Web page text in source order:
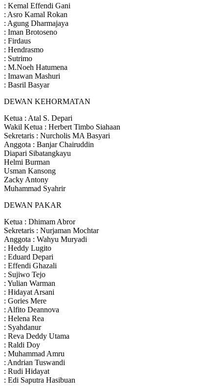
: Kemal Effendi Gani
: Asro Kamal Rokan
: Agung Dharmajaya
: Iman Brotoseno
: Firdaus
: Hendrasmo
: Sutrimo
: M.Noeh Hatumena
: Imawan Mashuri
: Basril Basyar
DEWAN KEHORMATAN
Ketua : Atal S. Depari
Wakil Ketua : Herbert Timbo Siahaan
Sekretaris : Nurcholis MA Basyari
Anggota : Banjar Chairuddin
Diapari Sibatangkayu
Helmi Burman
Usman Kansong
Zacky Antony
Muhammad Syahrir
DEWAN PAKAR
Ketua : Dhimam Abror
Sekretaris : Nurjaman Mochtar
Anggota : Wahyu Muryadi
: Heddy Lugito
: Eduard Depari
: Effendi Ghazali
: Sujiwo Tejo
: Yulian Warman
: Hidayat Arsani
: Gories Mere
: Alfito Deannova
: Helena Rea
: Syahdanur
: Reva Deddy Utama
: Raldi Doy
: Muhammad Amru
: Andrian Tuswandi
: Rudi Hidayat
: Edi Saputra Hasibuan